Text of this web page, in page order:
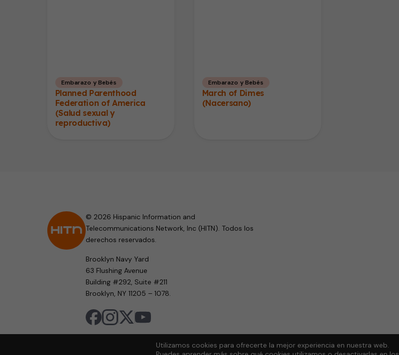
Embarazo y Bebés
Planned Parenthood
Federation of America
(Salud sexual y
reproductiva)
Embarazo y Bebés
March of Dimes
(Nacersano)
© 2026 Hispanic Information and
Telecommunications Network, Inc (HITN). Todos los
derechos reservados.
Brooklyn Navy Yard
63 Flushing Avenue
Building #292, Suite #211
Brooklyn, NY 11205 – 1078.
Utilizamos cookies para ofrecerte la mejor experiencia en nuestra web.